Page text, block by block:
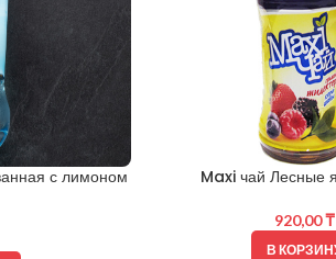
с лимоном
Maxi чай Лесные
920,00₸
В